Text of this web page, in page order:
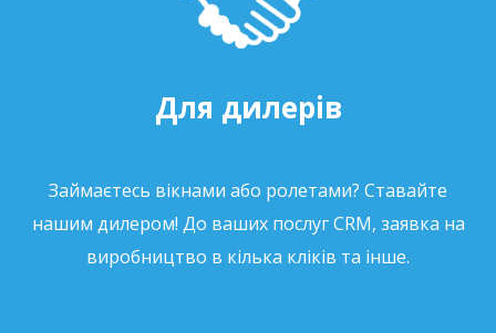
Для дилерів
Займаєтесь вікнами або ролетами? Ставайте
нашим дилером! До ваших послуг CRM, заявка на
виробництво в кілька кліків та інше.